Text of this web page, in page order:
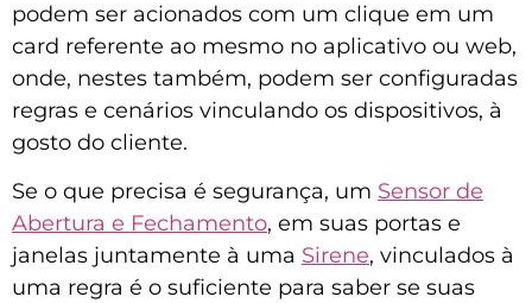
podem ser acionados com um clique em um
card referente ao mesmo no aplicativo ou web,
onde, nestes também, podem ser configuradas
regras e cenários vinculando os dispositivos, à
gosto do cliente.
Se o que precisa é segurança, um Sensor de
Abertura e Fechamento, em suas portas e
janelas juntamente à uma Sirene, vinculados à
uma regra é o suficiente para saber se suas